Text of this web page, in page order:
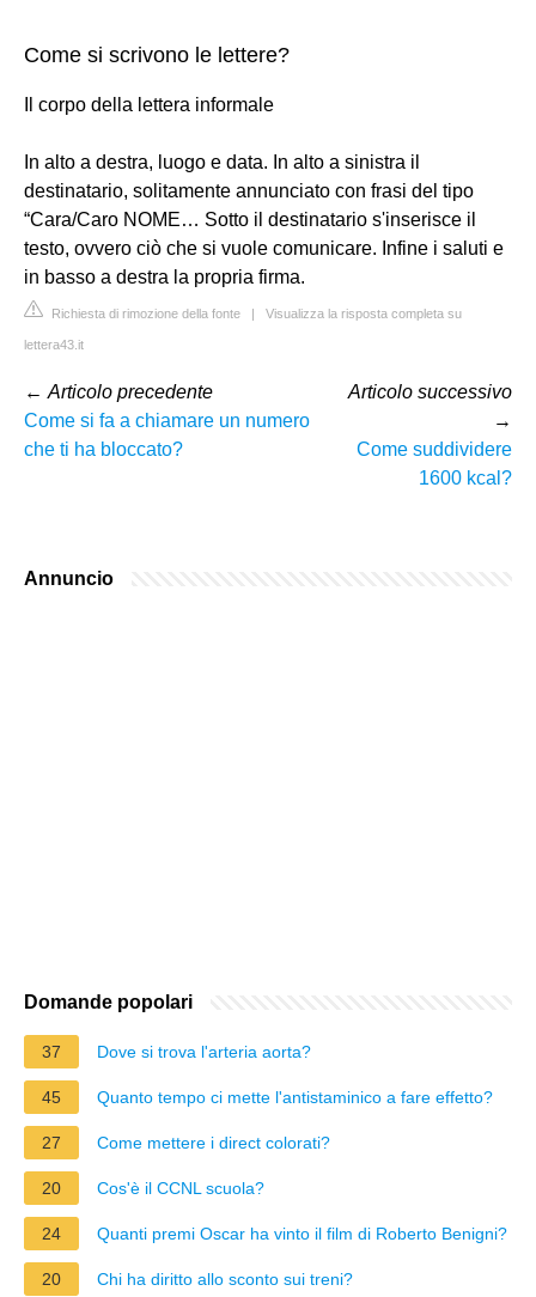
Come si scrivono le lettere?
Il corpo della lettera informale
In alto a destra, luogo e data. In alto a sinistra il
destinatario, solitamente annunciato con frasi del tipo
“Cara/Caro NOME… Sotto il destinatario s'inserisce il
testo, ovvero ciò che si vuole comunicare. Infine i saluti e
in basso a destra la propria firma.
Richiesta di rimozione della fonte | Visualizza la risposta completa su
lettera43.it
← Articolo precedente
Come si fa a chiamare un numero
che ti ha bloccato?
Articolo successivo
→
Come suddividere
1600 kcal?
Annuncio
Domande popolari
37 Dove si trova l'arteria aorta?
45 Quanto tempo ci mette l'antistaminico a fare effetto?
27 Come mettere i direct colorati?
20 Cos'è il CCNL scuola?
24 Quanti premi Oscar ha vinto il film di Roberto Benigni?
20 Chi ha diritto allo sconto sui treni?